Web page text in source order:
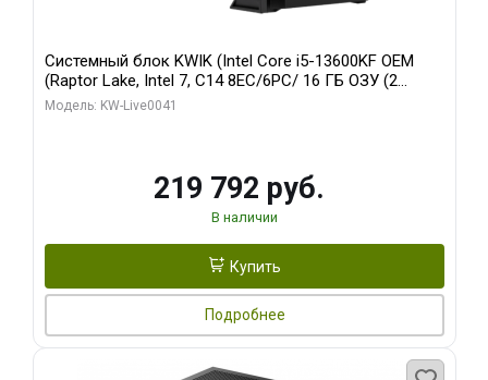
Системный блок KWIK (Intel Core i5-13600KF OEM
(Raptor Lake, Intel 7, C14 8EC/6PC/ 16 ГБ ОЗУ (2
модуля)/ Palit RTX5080 GAMINGPRO OC 16GB GDDR7
Модель: KW-Live0041
219 792 руб.
В наличии
Купить
Подробнее